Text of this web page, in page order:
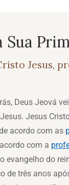
Sua
Jesus,
Deus Jeová
Jesus
acordo com as
com a
evangelho do
de três anos